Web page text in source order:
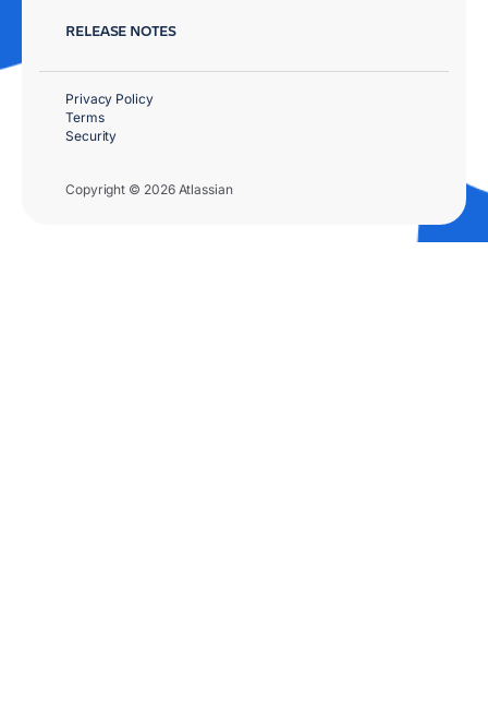
RELEASE NOTES
Copyright © 2026 Atlassian
Privacy Policy
Terms
Security